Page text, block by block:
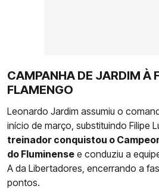
CAMPANHA DE JARDIM À
FLAMENGO
Leonardo Jardim assumiu o
início de março, substituindo Filipe
treinador conquistou o
do Fluminense e conduziu a
A da Libertadores, encerrando a
pontos.